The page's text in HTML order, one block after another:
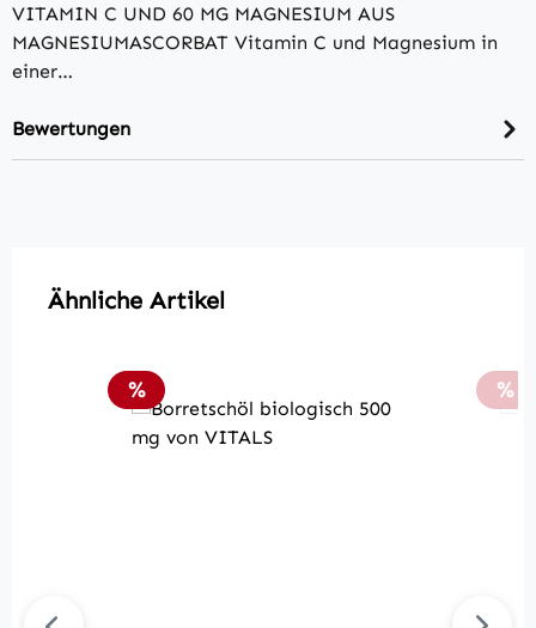
VITAMIN C UND 60 MG MAGNESIUM AUS
MAGNESIUMASCORBAT Vitamin C und Magnesium in
einer…
Bewertungen
Produktgalerie überspringen
Ähnliche Artikel
Rabatt
% %